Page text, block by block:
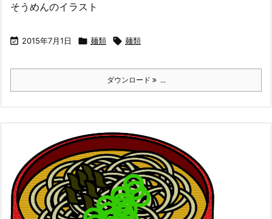
そうめんのイラスト
 2015年7月1日  麺類  麺類
ダウンロード ...